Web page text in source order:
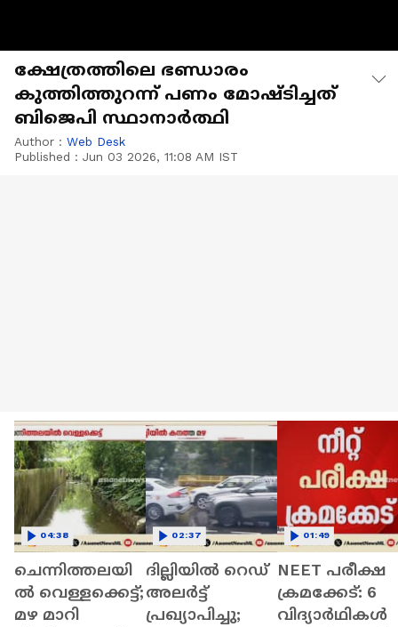
ക്ഷേത്രത്തിലെ ഭണ്ഡാരം
കുത്തിത്തുറന്ന് പണം മോഷ്ടിച്ചത്
ബിജെപി സ്ഥാനാർത്ഥി
Author : Web Desk
Published : Jun 03 2026, 11:08 AM IST
ചെന്നിത്തലയി
ൽ വെള്ളക്കെട്ട്;
മഴ മാറി
04:38
ദില്ലിയിൽ റെഡ്
അലർട്ട്
പ്രഖ്യാപിച്ചു;
02:37
NEET പരീക്ഷ
ക്രമക്കേട്: 6
വിദ്യാർഥികൾ
01:49